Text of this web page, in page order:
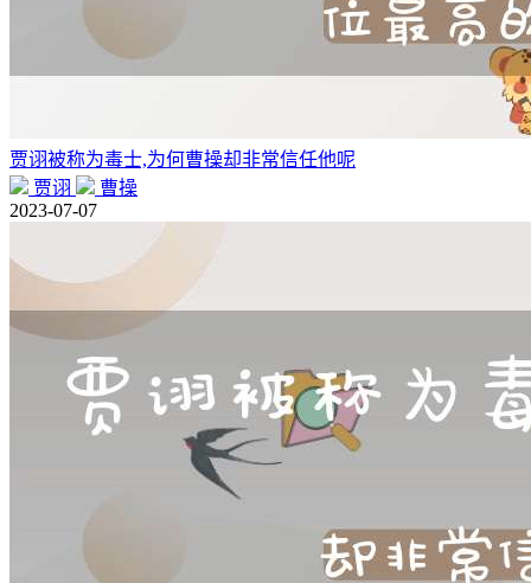
贾诩被称为毒士,为何曹操却非常信任他呢
贾诩
曹操
2023-07-07